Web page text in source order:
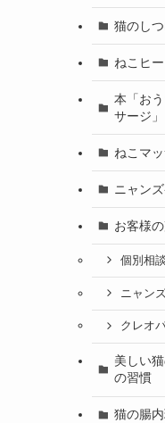
猫のし
ねこヒ
本「お
サージ」
ねこマ
ニャン
お客様
個別相
ニャン
クレオ
美しい
の習慣
猫の腸